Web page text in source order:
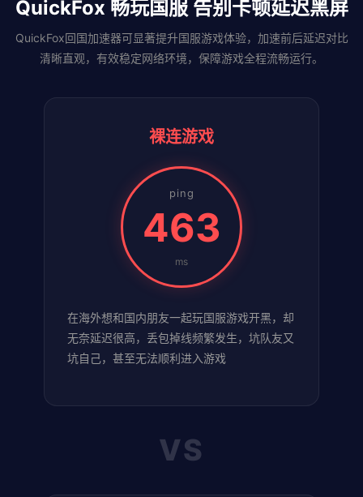
QuickFox 畅玩国服 告别卡顿延迟黑屏
QuickFox回国加速器可显著提升国服游戏体验，加速前后延迟对比
清晰直观，有效稳定网络环境，保障游戏全程流畅运行。
裸连游戏
ping
463
ms
在海外想和国内朋友一起玩国服游戏开黑，却
无奈延迟很高，丢包掉线频繁发生，坑队友又
坑自己，甚至无法顺利进入游戏
VS